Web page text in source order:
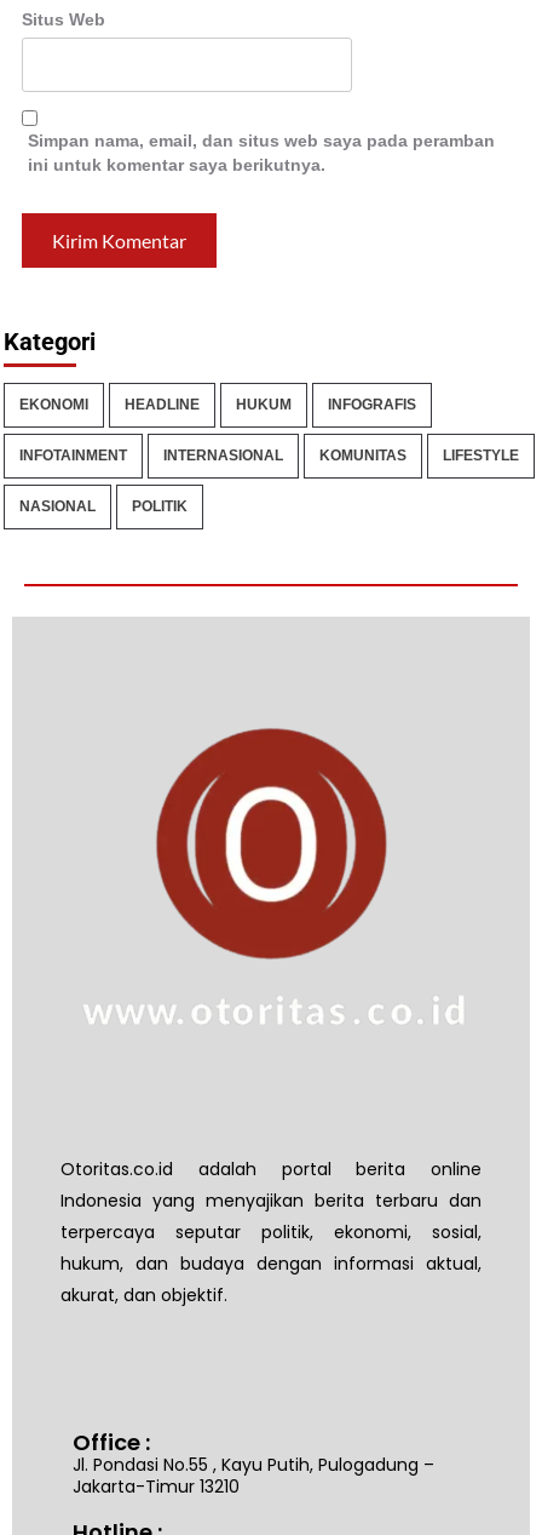
Situs Web
Simpan nama, email, dan situs web saya pada peramban
ini untuk komentar saya berikutnya.
Kategori
EKONOMI HEADLINE HUKUM INFOGRAFIS
INFOTAINMENT INTERNASIONAL KOMUNITAS LIFESTYLE
NASIONAL POLITIK
Otoritas.co.id adalah portal berita online
Indonesia yang menyajikan berita terbaru dan
terpercaya seputar politik, ekonomi, sosial,
hukum, dan budaya dengan informasi aktual,
akurat, dan objektif.
Office :
Jl. Pondasi No.55 , Kayu Putih, Pulogadung –
Jakarta-Timur 13210